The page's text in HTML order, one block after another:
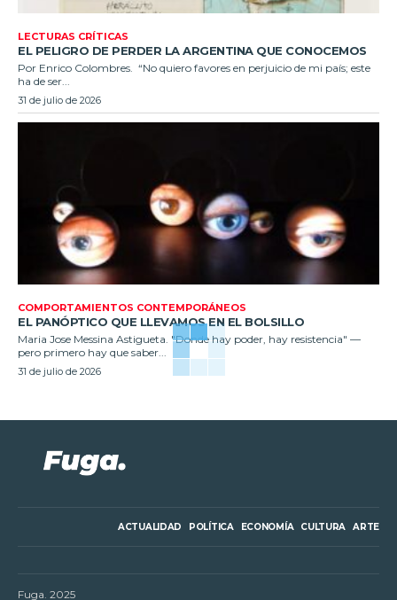
LECTURAS CRÍTICAS
EL PELIGRO DE PERDER LA ARGENTINA QUE CONOCEMOS
Por Enrico Colombres. “No quiero favores en perjuicio de mi país; este
ha de ser...
31 de julio de 2026
COMPORTAMIENTOS CONTEMPORÁNEOS
EL PANÓPTICO QUE LLEVAMOS EN EL BOLSILLO
Maria Jose Messina Astigueta. "Donde hay poder, hay resistencia" —
pero primero hay que saber...
31 de julio de 2026
ACTUALIDAD POLÍTICA ECONOMÍA CULTURA ARTE
Fuga. 2025